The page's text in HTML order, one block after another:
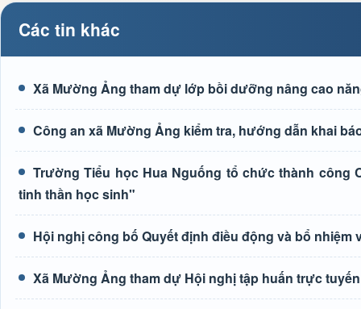
Các tin khác
Xã Mường Ảng tham dự lớp bồi dưỡng nâng cao
Công an xã Mường Ảng kiểm tra, hướng dẫn khai
Trường Tiểu học Hua Nguống tổ chức thành công
tinh thần học sinh"
Hội nghị công bố Quyết định điều động và bổ nhiệm
Xã Mường Ảng tham dự Hội nghị tập huấn trực